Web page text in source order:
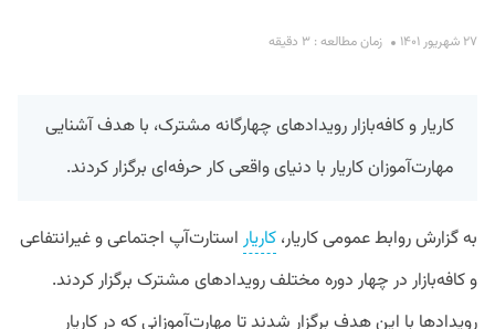
۲۷ شهریور ۱۴۰۱ زمان مطالعه : ۳ دقیقه
کاریار و کافه‌بازار رویدادهای چهارگانه‌ مشترک، با هدف آشنایی
مهارت‌‌آموزان کاریار با دنیای واقعی کار حرفه‌ای برگزار کردند.
به گزارش روابط عمومی کاریار، کاریار استارت‌آپ اجتماعی و غیرانتفاعی
و کافه‌بازار در چهار دوره مختلف رویدادهای مشترک برگزار کردند.
رویدادها با این هدف برگزار شدند تا مهارت‌آموزانی که در کاریار